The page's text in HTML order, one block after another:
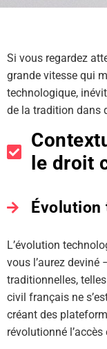
Si vous regardez
grande vitesse qui
technologique,
de la tradition dans
le droit
L’évolution
vous l’aurez
traditionnelles,
civil français ne
créant des
révolutionné